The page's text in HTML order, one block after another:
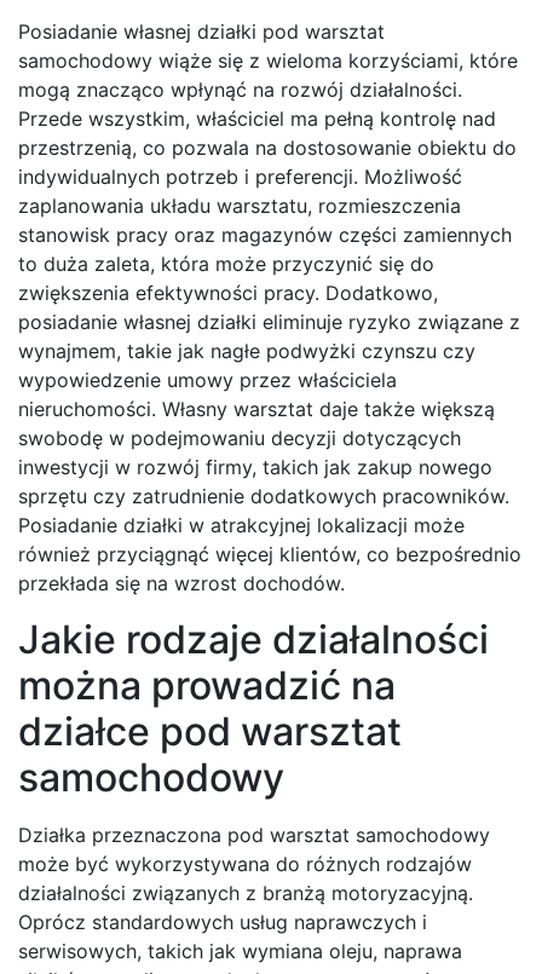
Posiadanie własnej działki pod warsztat
samochodowy wiąże się z wieloma korzyściami, które
mogą znacząco wpłynąć na rozwój działalności.
Przede wszystkim, właściciel ma pełną kontrolę nad
przestrzenią, co pozwala na dostosowanie obiektu do
indywidualnych potrzeb i preferencji. Możliwość
zaplanowania układu warsztatu, rozmieszczenia
stanowisk pracy oraz magazynów części zamiennych
to duża zaleta, która może przyczynić się do
zwiększenia efektywności pracy. Dodatkowo,
posiadanie własnej działki eliminuje ryzyko związane z
wynajmem, takie jak nagłe podwyżki czynszu czy
wypowiedzenie umowy przez właściciela
nieruchomości. Własny warsztat daje także większą
swobodę w podejmowaniu decyzji dotyczących
inwestycji w rozwój firmy, takich jak zakup nowego
sprzętu czy zatrudnienie dodatkowych pracowników.
Posiadanie działki w atrakcyjnej lokalizacji może
również przyciągnąć więcej klientów, co bezpośrednio
przekłada się na wzrost dochodów.
Jakie rodzaje działalności
można prowadzić na
działce pod warsztat
samochodowy
Działka przeznaczona pod warsztat samochodowy
może być wykorzystywana do różnych rodzajów
działalności związanych z branżą motoryzacyjną.
Oprócz standardowych usług naprawczych i
serwisowych, takich jak wymiana oleju, naprawa